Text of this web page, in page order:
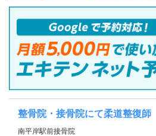
整骨院・接骨院にて柔道整復師
南平岸駅前接骨院